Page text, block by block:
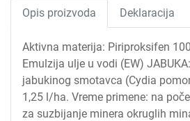
Opis proizvoda Deklaracija
Aktivna materija: Piriproksifen
Emulzija ulje u vodi (EW)
jabukinog smotavca (Cydia
1,25 l/ha. Vreme primene: na
za suzbijanje minera okruglih